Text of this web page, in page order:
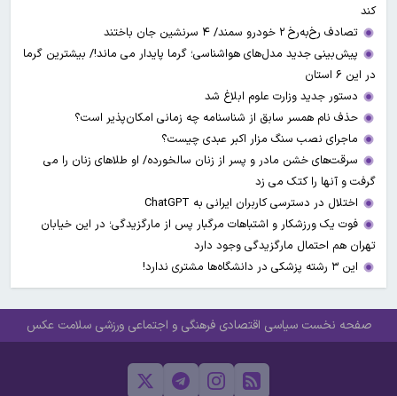
کند
تصادف رخ‌به‌رخ ۲ خودرو سمند/ ۴ سرنشین جان باختند
پیش‌بینی جدید مدل‌های هواشناسی؛ گرما پایدار می ماند!/ بیشترین گرما
در این ۶ استان
دستور جدید وزارت علوم ابلاغ شد
حذف نام همسر سابق از شناسنامه چه زمانی امکان‌پذیر است؟
ماجرای نصب سنگ مزار اکبر عبدی چیست؟
سرقت‌های خشن مادر و پسر از زنان سالخورده/ او طلاهای زنان را می
گرفت و آنها را کتک می زد
اختلال در دسترسی کاربران ایرانی به ChatGPT
فوت یک ورزشکار و اشتباهات مرگبار پس از مارگزیدگی؛ در این خیابان
تهران هم احتمال مارگزیدگی وجود دارد
این ۳ رشته پزشکی در دانشگاه‌ها مشتری ندارد!
صفحه نخست سیاسی اقتصادی فرهنگی و اجتماعی ورزشی سلامت عکس